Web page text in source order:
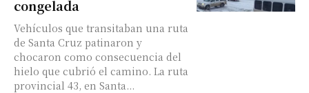
congelada
Vehículos que transitaban una ruta
de Santa Cruz patinaron y
chocaron como consecuencia del
hielo que cubrió el camino. La ruta
provincial 43, en Santa...